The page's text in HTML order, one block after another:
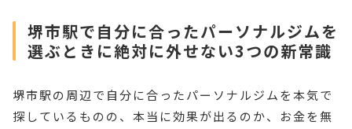
堺市駅で自分に合ったパーソナルジムを
選ぶときに絶対に外せない3つの新常識
堺市駅の周辺で自分に合ったパーソナルジムを本気で
探しているものの、本当に効果が出るのか、お金を無